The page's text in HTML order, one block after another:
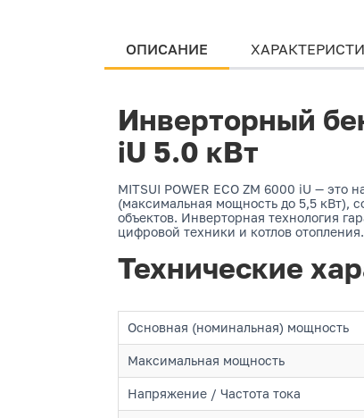
ОПИСАНИЕ
Инверторный
iU 5.0 кВт
MITSUI POWER ECO ZM 6000 iU —
(максимальная мощность до 5,5 кВт),
объектов. Инверторная технология
цифровой техники и котлов
Технические
Основная (номинальная) мощность
Максимальная мощность
Напряжение / Частота тока